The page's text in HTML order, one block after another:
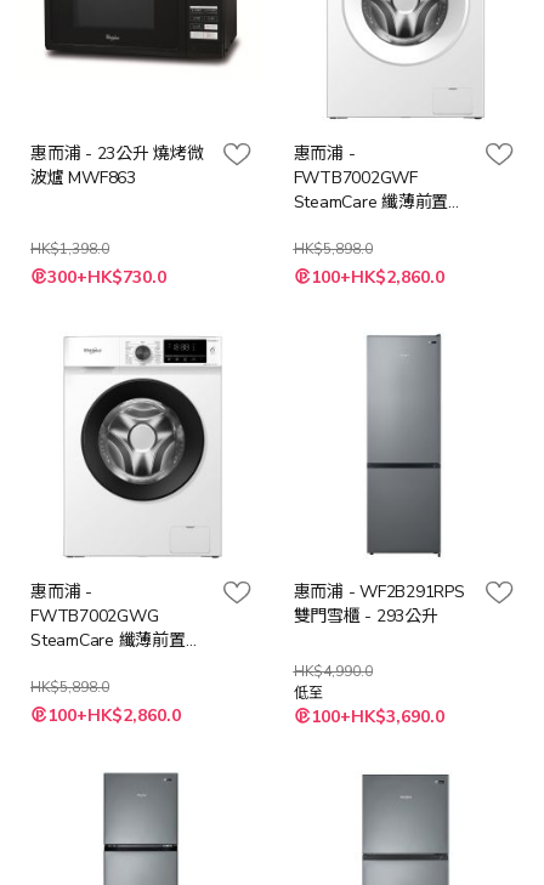
惠而浦 - 23公升 燒烤微
波爐 MWF863
HK$1,398.0
特
殊300+HK$730.0
惠而浦 -
FWTB7002GWF
SteamCare 纖薄前置式
HK$5,898.0
特
殊 100+HK$2,860.0
惠而浦 -
FWTB7002GWG
SteamCare 纖薄前置式
HK$5,898.0
特
殊 100+HK$2,860.0
惠而浦 - WF2B291RPS
雙門雪櫃 - 293公升
HK$4,990.0
低至
100+HK$3,690.0